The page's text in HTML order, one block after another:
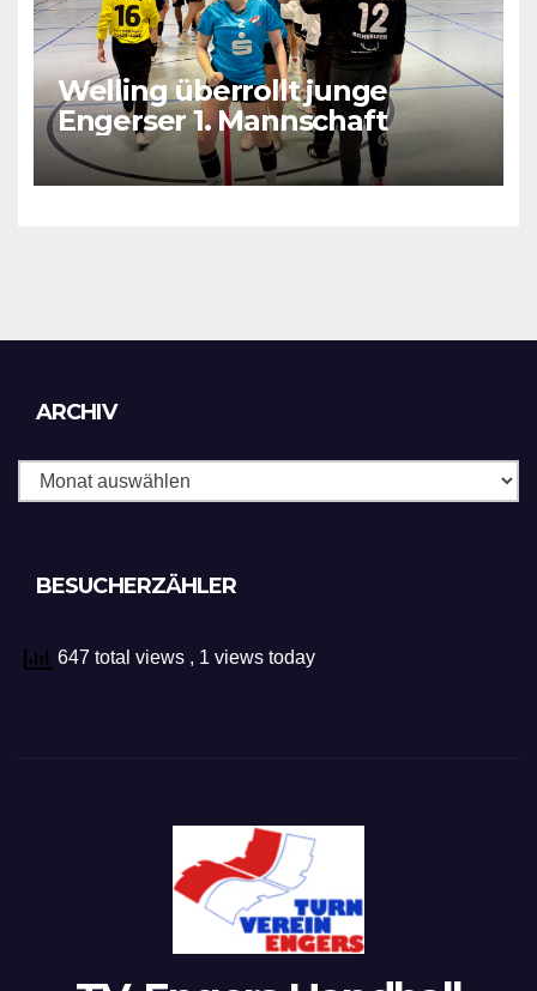
Welling überrollt junge
Engerser 1. Mannschaft
ARCHIV
BESUCHERZÄHLER
647 total views , 1 views today